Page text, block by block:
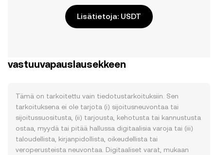
Lisätietoja: USDT
vastuuvapauslausekkeen
Tämä on tarkoitettu vain tiedotustarkoituksiin. Sen
tarkoituksena ei ole tarjota (i) sijoitusneuvontaa tai
sijoitussuositusta, (ii) tarjousta, kehotusta tai kannustusta
ostaa, myydä tai pitää hallussa digitaalisia varoja tai (iii)
taloudellista, kirjanpidollista, oikeudellista tai
veroperusteista neuvontaa. Digitaaliset varat, mukaan